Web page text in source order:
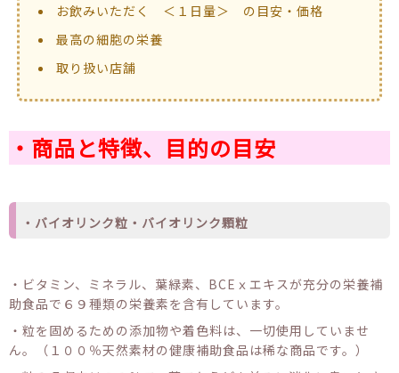
お飲みいただく ＜１日量＞ の目安・価格
最高の細胞の栄養
取り扱い店舗
・商品と特徴、目的の目安
・バイオリンク粒・バイオリンク顆粒
・ビタミン、ミネラル、葉緑素、BCEｘエキスが充分の栄養補
助食品で６９種類の栄養素を含有しています。
・粒を固めるための添加物や着色料は、一切使用していませ
ん。（１００％天然素材の健康補助食品は稀な商品です。）